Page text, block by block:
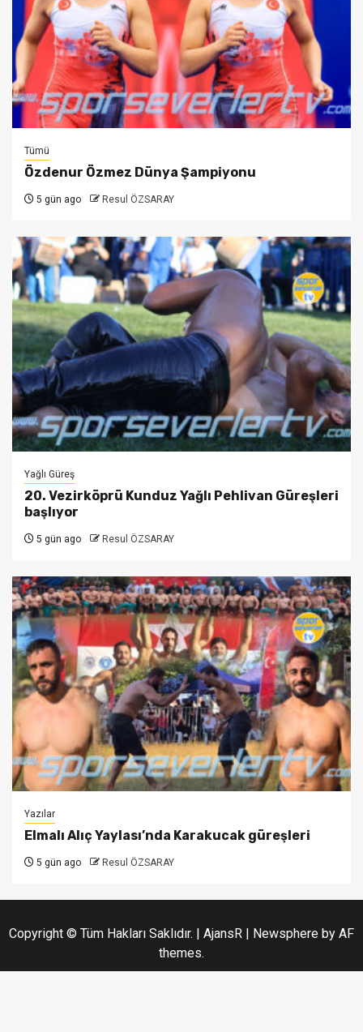
Tümü
Özdenur Özmez Dünya Şampiyonu
5 gün ago Resul ÖZSARAY
Yağlı Güreş
20. Vezirköprü Kunduz Yağlı Pehlivan Güreşleri
başlıyor
5 gün ago Resul ÖZSARAY
Yazılar
Elmalı Alıç Yaylası’nda Karakucak güreşleri
5 gün ago Resul ÖZSARAY
Copyright © Tüm Hakları Saklıdır. | AjansR | Newsphere by AF
themes.